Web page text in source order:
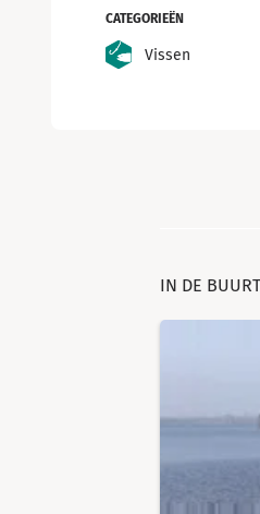
CATEGORIEËN
Vissen
IN DE BUURT